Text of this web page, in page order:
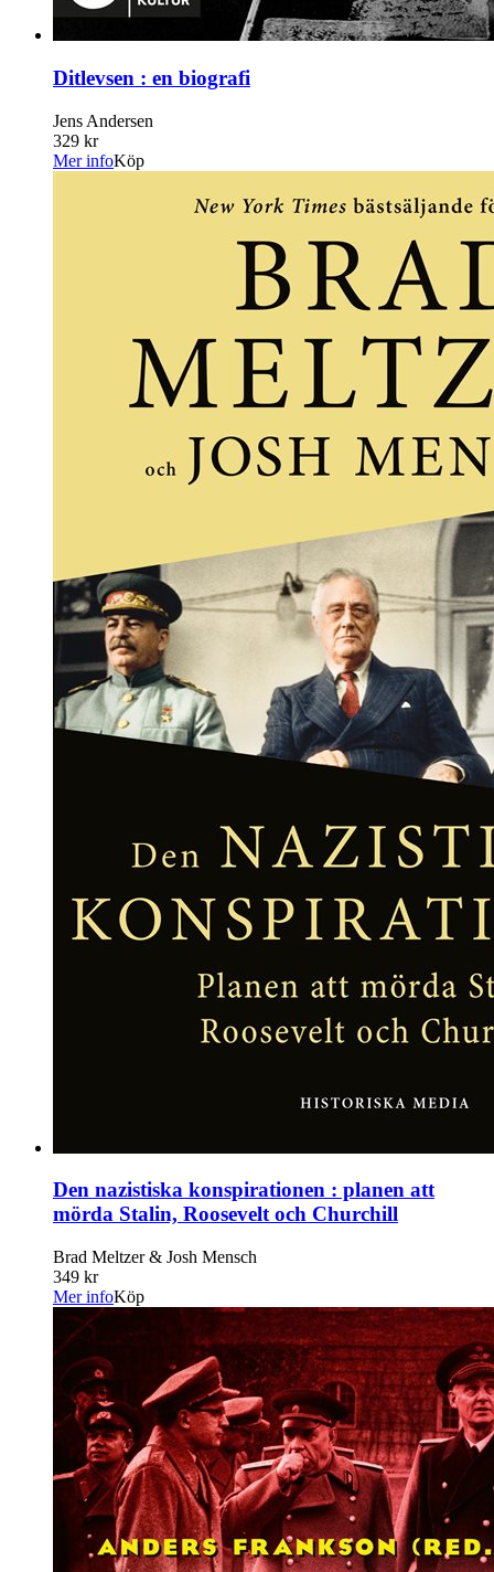
Ditlevsen : en biografi
Jens Andersen
329 kr
Mer infoKöp
Den nazistiska konspirationen : planen att
mörda Stalin, Roosevelt och Churchill
Brad Meltzer & Josh Mensch
349 kr
Mer infoKöp